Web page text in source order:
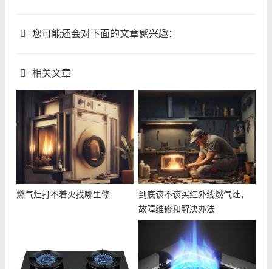
您可能还会对下面的文章感兴趣：
相关文章
燃气灶打不着火找哪里修
到底该不该买红外线燃气灶，
故障维修和解决办法